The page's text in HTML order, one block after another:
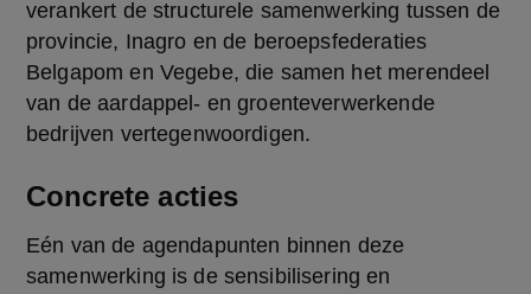
verankert de structurele samenwerking tussen de
provincie, Inagro en de beroepsfederaties
Belgapom en Vegebe, die samen het merendeel
van de aardappel- en groenteverwerkende
bedrijven vertegenwoordigen.
Concrete acties
Eén van de agendapunten binnen deze
samenwerking is de sensibilisering en